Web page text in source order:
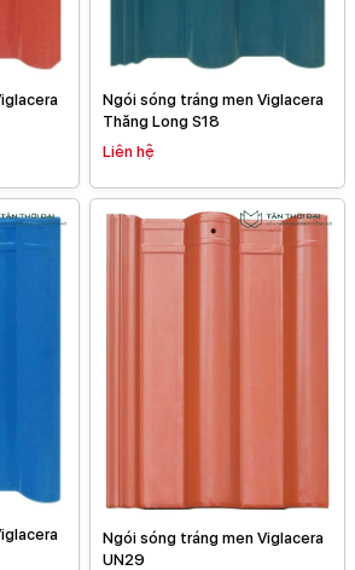
Ngói sóng tráng men Viglacera
Thăng Long S18
Liên hệ
Ngói sóng tráng men Viglacera
UN29